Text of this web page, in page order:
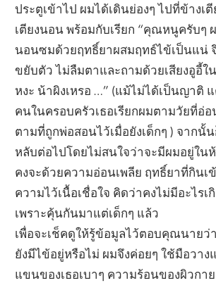
ประตูเข้าไป ผมได้เดินย่องๆ ไปที่ข้างเตี
เตียงนอน พร้อมกับเรียก “คุณหนูครับๆ
นอนซมด้วยฤทธิ์ยาผสมฤทธ์ไข้เป็นแน่ จึ
ขยับตัว ไม่ลืมตาและถามด้วยเสียงอูอี้ใ
หงะ น้าผิงเหรอ …” (แม้ไม่ได้เป็นญาติ
คนในครอบครัวเธอเรียกผมตามวัยที่อ่
ตามที่ถูกพ่อสอนไว้เมื่อยังเด็กๆ ) จากนั้
หลับต่อไปโดยไม่สนใจว่าจะมีผมอยู่ใน
คงจะด้วยความอ่อนเพลีย ฤทธิ์ยาที่กินเ
ความไว้เนื้อเชื่อใจ คิดว่าคงไม่มีอะไร
เพราะคุ้นกันมาแต่เด็กๆ แล้ว
เพื่อจะเช็คดูให้รู้ข้อมูลไว้ตอบคุณนาย
ยังมีไข้อยู่หรือไม่ ผมจึงค่อยๆ ใช้มือวา
แขนของเธอเบาๆ ความร้อนของผิวกา